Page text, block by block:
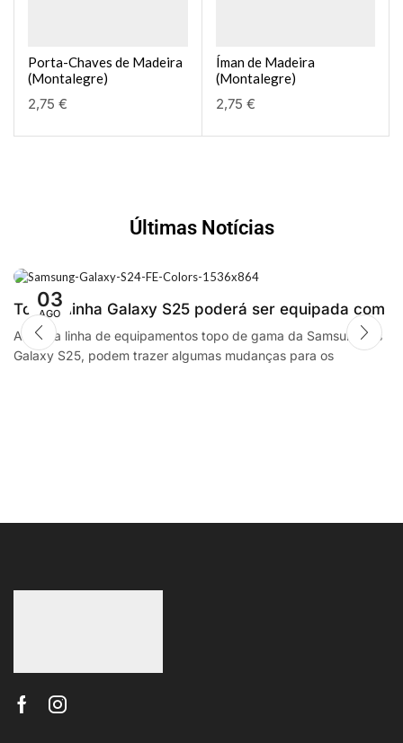
Porta-Chaves de Madeira
(Montalegre)
2,75 €
Íman de Madeira
(Montalegre)
2,75 €
Últimas Notícias
03
AGO
Toda a linha Galaxy S25 poderá ser equipada com
processadores SnapdragonSegway Ninebot E2,
F2 Plus, and MaxG2 e-scooters review
A futura linha de equipamentos topo de gama da Samsung, os
Galaxy S25, podem trazer algumas mudanças para os